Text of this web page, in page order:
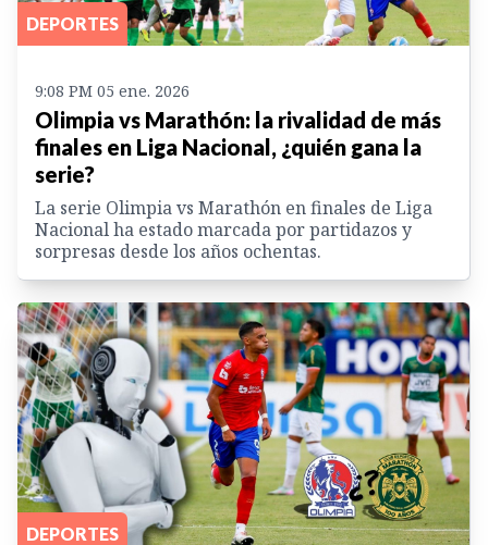
DEPORTES
9:08 PM 05 ene. 2026
Olimpia vs Marathón: la rivalidad de más
finales en Liga Nacional, ¿quién gana la
serie?
La serie Olimpia vs Marathón en finales de Liga
Nacional ha estado marcada por partidazos y
sorpresas desde los años ochentas.
DEPORTES